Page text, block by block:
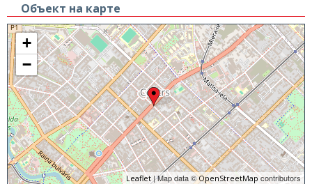
Объект на карте
+
−
Leaflet| Map data ©OpenStreetMapcontributors